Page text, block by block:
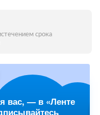
срока
вас, — в «Ленте